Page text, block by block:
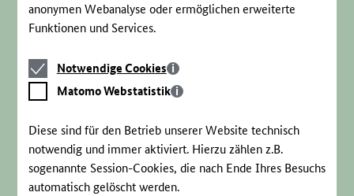
anonymen Webanalyse oder ermöglichen erweiterte
Funktionen und Services.
Notwendige
Cookies
Notwendige Cookies
Matomo
Webstatistik
Matomo Webstatistik
Diese sind für den Betrieb unserer Website technisch
notwendig und immer aktiviert. Hierzu zählen z.B.
sogenannte Session-Cookies, die nach Ende Ihres Besuchs
automatisch gelöscht werden.